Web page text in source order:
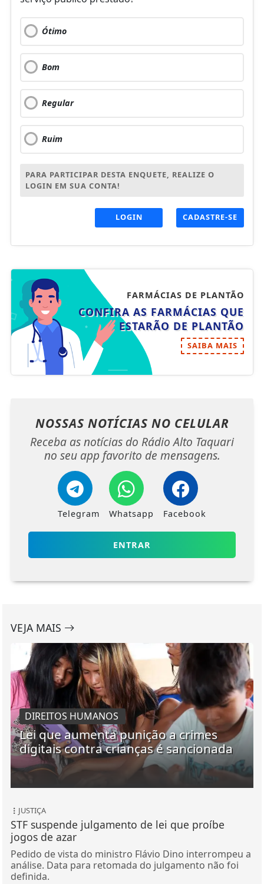
Ótimo
Bom
Regular
Ruim
PARA PARTICIPAR DESTA ENQUETE, REALIZE O
LOGIN EM SUA CONTA!
LOGIN CADASTRE-SE
FARMÁCIAS DE PLANTÃO
CONFIRA AS FARMÁCIAS QUE
ESTARÃO DE PLANTÃO
SAIBA MAIS
NOSSAS NOTÍCIAS NO CELULAR
Receba as notícias do Rádio Alto Taquari
no seu app favorito de mensagens.
Telegram Whatsapp Facebook
ENTRAR
VEJA MAIS
DIREITOS HUMANOS
Lei que aumenta punição a crimes
digitais contra crianças é sancionada
JUSTIÇA
STF suspende julgamento de lei que proíbe
jogos de azar
Pedido de vista do ministro Flávio Dino interrompeu a
análise. Data para retomada do julgamento não foi
definida.